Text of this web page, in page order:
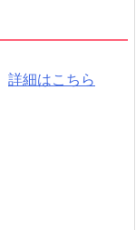
詳細はこちら